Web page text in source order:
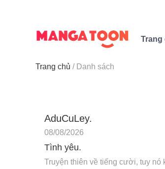
Trang
Trang chủ Danh sách
AduCuLey.
08/08/2026
Tình yêu.
Truyện thiên về tiếng cười, tuy